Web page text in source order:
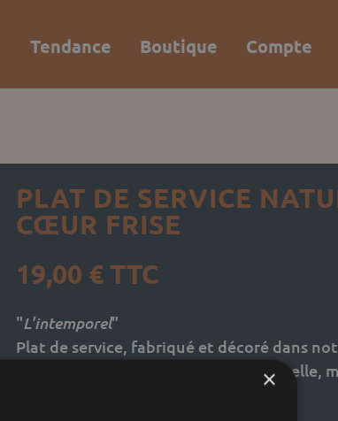
Tendance Boutique Compte
PLAT DE SERVICE
CŒUR FRISE
19,00 €TTC
"L'intemporel"
Plat de service, fabriqué et décoré dans
Soufflenheim, Compatible Lave-vaisselle,
×